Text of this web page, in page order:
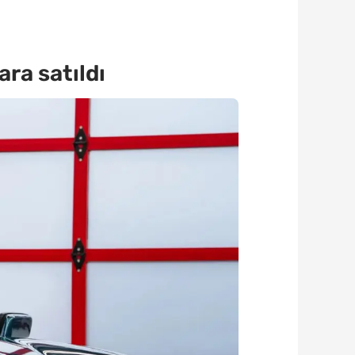
satıldı